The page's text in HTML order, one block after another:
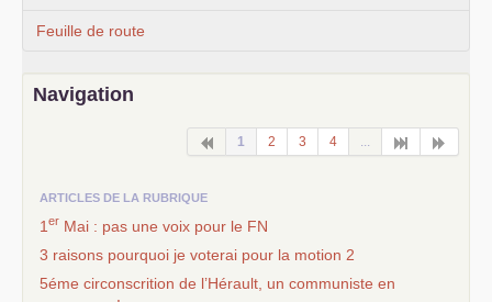
Feuille de route
Navigation
1 2 3 4
ARTICLES DE LA RUBRIQUE
1 er Mai : pas une voix pour le FN
3 raisons pourquoi je voterai pour la motion 2
5éme circonscrition de l’Hérault, un communiste en